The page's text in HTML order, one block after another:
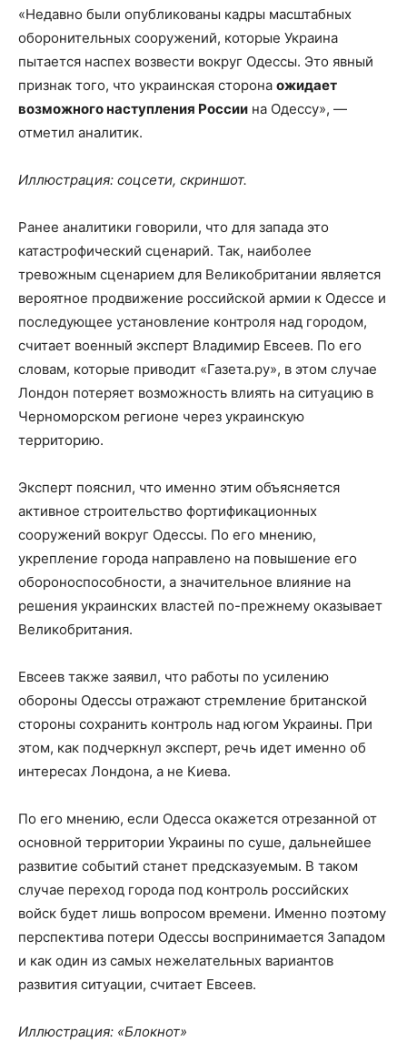
«Недавно были опубликованы кадры масштабных
оборонительных сооружений, которые Украина
пытается наспех возвести вокруг Одессы. Это явный
признак того, что украинская сторона ожидает
возможного наступления России на Одессу», —
отметил аналитик.
Иллюстрация: соцсети, скриншот.
Ранее аналитики говорили, что для запада это
катастрофический сценарий. Так, наиболее
тревожным сценарием для Великобритании является
вероятное продвижение российской армии к Одессе и
последующее установление контроля над городом,
считает военный эксперт Владимир Евсеев. По его
словам, которые приводит «Газета.ру», в этом случае
Лондон потеряет возможность влиять на ситуацию в
Черноморском регионе через украинскую
территорию.
Эксперт пояснил, что именно этим объясняется
активное строительство фортификационных
сооружений вокруг Одессы. По его мнению,
укрепление города направлено на повышение его
обороноспособности, а значительное влияние на
решения украинских властей по-прежнему оказывает
Великобритания.
Евсеев также заявил, что работы по усилению
обороны Одессы отражают стремление британской
стороны сохранить контроль над югом Украины. При
этом, как подчеркнул эксперт, речь идет именно об
интересах Лондона, а не Киева.
По его мнению, если Одесса окажется отрезанной от
основной территории Украины по суше, дальнейшее
развитие событий станет предсказуемым. В таком
случае переход города под контроль российских
войск будет лишь вопросом времени. Именно поэтому
перспектива потери Одессы воспринимается Западом
и как один из самых нежелательных вариантов
развития ситуации, считает Евсеев.
Иллюстрация: «Блокнот»